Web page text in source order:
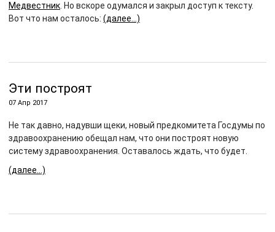
Медвестник . Но вскоре одумался и закрыл доступ к тексту.
Вот что нам осталось: (далее…)
Эти построят
07 Апр 2017
Не так давно, надувши щеки, новый предкомитета Госдумы по
здравоохранению обещал нам, что они построят новую
систему здравоохранения. Оставалось ждать, что будет.
(далее…)